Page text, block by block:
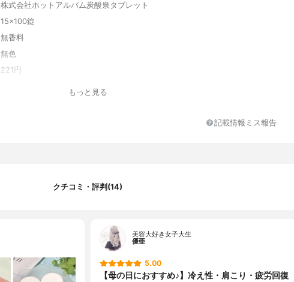
株式会社ホットアルバム炭酸泉タブレット
15×100錠
無香料
無色
221円
炭酸水素ナトリウム炭酸ナトリウム
もっと見る
記載情報ミス報告
クチコミ・評判(14)
美容大好き女子大生
優亜
5.00
【母の日におすすめ♪】冷え性・肩こり・疲労回復